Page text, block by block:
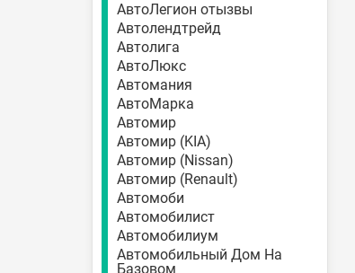
АвтоЛегион отызвы
Автолендтрейд
Автолига
АвтоЛюкс
Автомания
АвтоМарка
Автомир
Автомир (KIA)
Автомир (Nissan)
Автомир (Renault)
Автомоби
Автомобилист
Автомобилиум
Автомобильный Дом На
Базовом